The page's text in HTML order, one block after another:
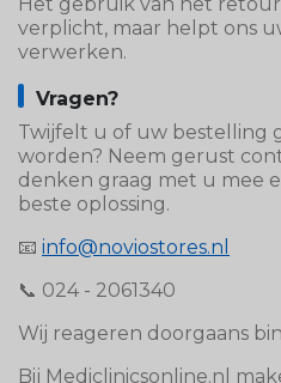
verplicht, maar helpt ons
verwerken.
Vragen?
Twijfelt u of uw bestelling
worden? Neem gerust
denken graag met u mee
beste oplossing.
📧 info@noviostores.nl
📞 024 - 2061340
Wij reageren doorgaans
Bij Mediclinicsonline.nl